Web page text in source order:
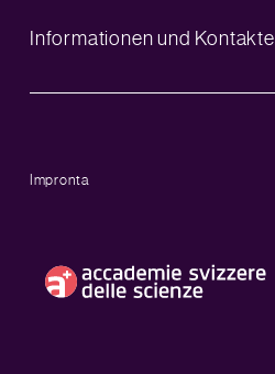
Informationen und Kontakte
Impronta